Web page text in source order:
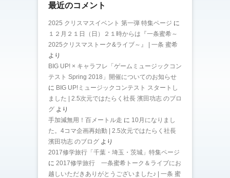
最近のコメント
2025 クリスマスイベント 第一弾 特集ページ に
１２月２１日（日）２１時からは『一条蜜希～
2025クリスマストーク&ライブ～』 | 一条 蜜希
より
BIG UP! × キャラフレ「ゲームミュージックコン
テスト Spring 2018」開催についてのお知らせ
に BIG UP!ミュージックコンテスト スタートし
ました | 2.5次元ではたらく社長 濱田功志 のブロ
グ より
手加減無用！百メートル走 に 10月になりまし
た。4コマ企画再始動 | 2.5次元ではたらく社長
濱田功志 のブログ より
2017修学旅行「千葉・埼玉・茨城」特集ページ
に 2017修学旅行 一条蜜希トーク＆ライブにお
越しいただきありがとうございました♪ | 一条 蜜